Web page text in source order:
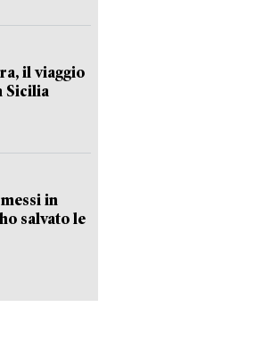
il viaggio
Sicilia
in
salvato le